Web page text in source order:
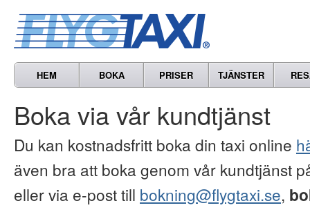
HEM BOKA PRISER TJÄNSTER
Boka via vår kundtjänst
Du kan kostnadsfritt boka din taxi online
även bra att boka genom vår kundtjänst
eller via e-post till bokning@flygtaxi.se,